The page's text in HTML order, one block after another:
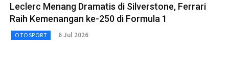
Leclerc Menang Dramatis di Silverstone, Ferrari
Raih Kemenangan ke-250 di Formula 1
OTOSPORT 6 Jul 2026